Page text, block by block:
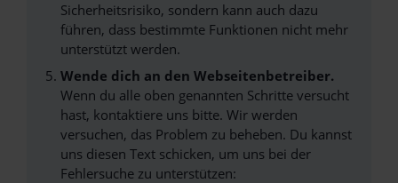
Sicherheitsrisiko, sondern kann auch dazu
führen, dass bestimmte Funktionen nicht mehr
unterstützt werden.
Wende dich an den Webseitenbetreiber.
Wenn du alle oben genannten Schritte versucht
hast, kontaktiere uns bitte. Wir werden
versuchen, das Problem zu beheben. Du kannst
uns diesen Text schicken, um uns bei der
Fehlersuche zu unterstützen: